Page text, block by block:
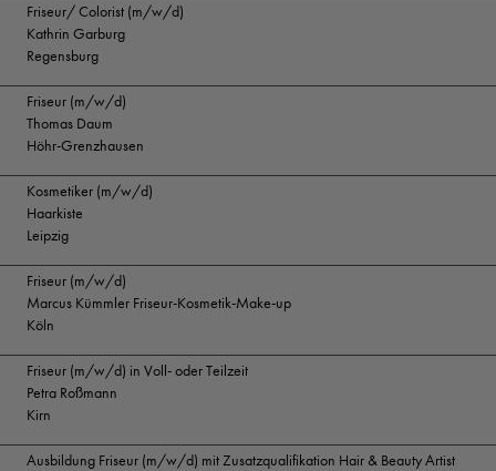
Friseur/ Colorist (m/w/d)
Kathrin Garburg
Regensburg
Friseur (m/w/d)
Thomas Daum
Höhr-Grenzhausen
Kosmetiker (m/w/d)
Haarkiste
Leipzig
Friseur (m/w/d)
Marcus Kümmler Friseur-Kosmetik-Make-up
Köln
Friseur (m/w/d) in Voll- oder Teilzeit
Petra Roßmann
Kirn
Ausbildung Friseur (m/w/d) mit Zusatzqualifikation Hair & Beauty Artist